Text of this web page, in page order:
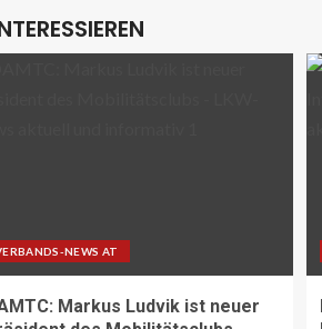
NEWS AT
Markus Ludvik ist neuer